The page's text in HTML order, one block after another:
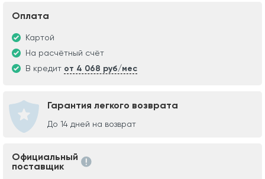
Оплата
Картой
На расчётный счёт
В кредит от 4 068 руб/мес
Гарантия легкого возврата
До 14 дней на возврат
Официальный
поставщик